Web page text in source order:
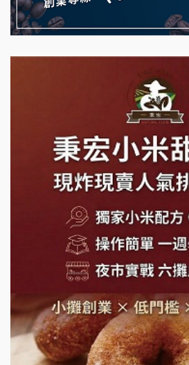
拾鑶火鍋加盟說明會
藍象廷泰式火鍋加盟說明會
莫尼早餐Morni加盟說明會
手作功夫茶加盟說明會
SHARE TEA歇腳亭加盟說明會
潮味決-湯滷專門店加盟說明會
鬍子茶加盟說明會
鮮茶道加盟說明會
微風亭鐵板燒加盟說明會
漫步藍咖啡加盟說明會